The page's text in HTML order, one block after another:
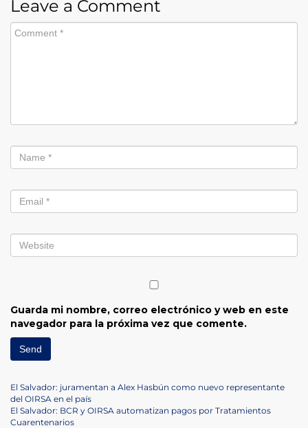
Leave a Comment
Guarda mi nombre, correo electrónico y web en este
navegador para la próxima vez que comente.
Navegación
de
Previous
Post
El Salvador: juramentan a Alex Hasbún como nuevo representante
del OIRSA en el país
Next
Post
El Salvador: BCR y OIRSA automatizan pagos por Tratamientos
Cuarentenarios